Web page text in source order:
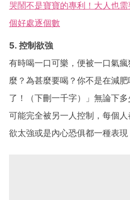
哭鬧不是寶寶的專利！大人也
個好處逐個數
5. 控制欲強
有時喝一口可樂，便被一口氣
麼？為甚麼要喝？你不是在減
了！（下刪一千字）」無論下
可能完全被另一人控制，每個
欲太強或是內心恐俱都一種表現